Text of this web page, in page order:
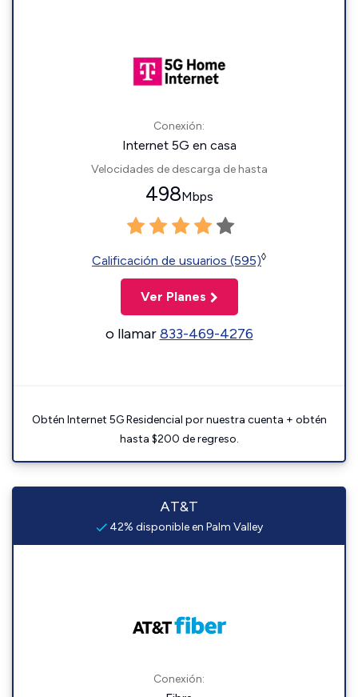
Conexión:
Internet 5G en casa
Velocidades de descarga de hasta
498Mbps
Calificación de usuarios (595)◊
Ver Planes
o llamar833-469-4276
Obtén Internet 5G Residencial por nuestra cuenta + obtén
hasta $200 de regreso.
AT&T
42% disponible en Palm Valley
Conexión: